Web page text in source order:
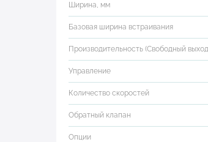
Ширина, мм
Базовая ширина встраивания
Производительность (Свободный
Управление
Количество скоростей
Обратный клапан
Опции